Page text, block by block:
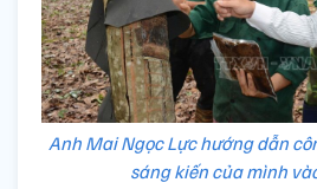
Anh Mai Ngọc Lực hướng dẫn
sáng kiến của mình